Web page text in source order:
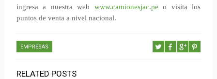
ingresa a nuestra web www.camionesjac.pe o visita los
puntos de venta a nivel nacional.
EMPRESAS
RELATED POSTS